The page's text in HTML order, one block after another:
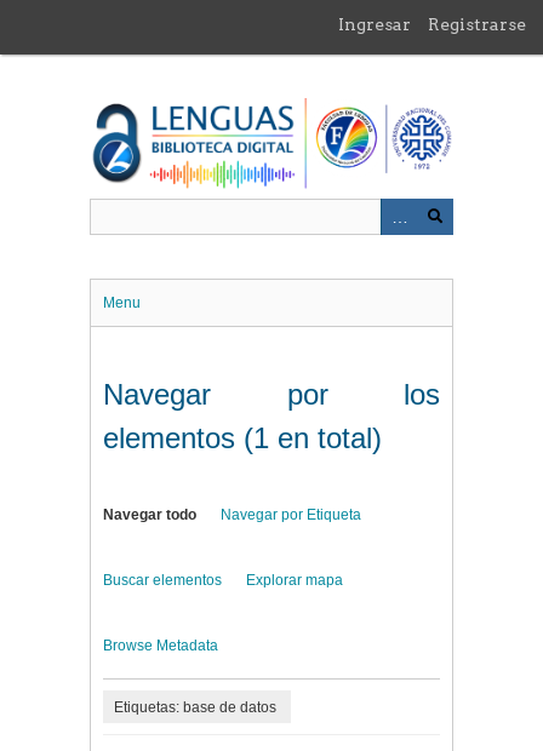
contenido
Ingresar Registrarse
Menu
Navegar por los
elementos (1 en total)
Navegar todo Navegar por Etiqueta
Buscar elementos Explorar mapa
Browse Metadata
Etiquetas: base de datos